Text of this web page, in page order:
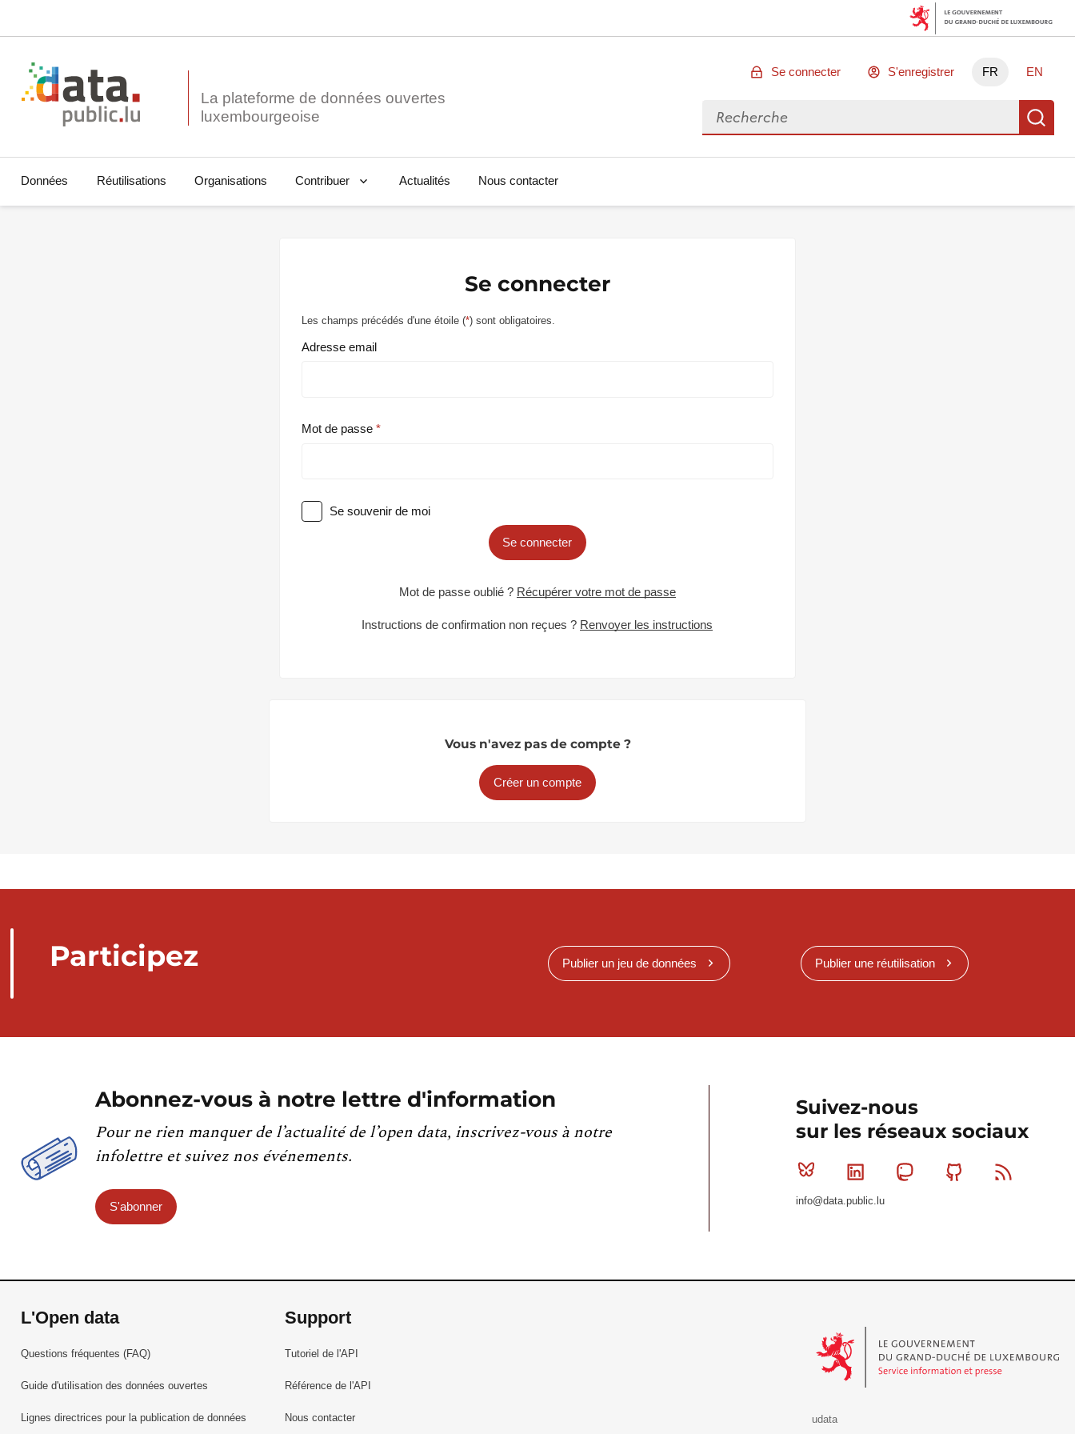
La plateforme de données ouvertes
Se connecter S'enregistrer FR EN
Rechercher des données
Données Réutilisations Organisations Contribuer Actualités Nous contacter
Se connecter
Les champs précédés d'une étoile (*) sont obligatoires.
Adresse email
Mot de passe
Se souvenir de moi
Se connecter
Mot de passe oublié ? Récupérer votre mot de passe
Instructions de confirmation non reçues ? Renvoyer les instructions
Vous n'avez pas de compte ?
Créer un compte
Participez Publier un jeu de données Publier une réutilisation
Abonnez-vous à notre lettre d'information
Pour ne rien manquer de l’actualité de l’open data, inscrivez-vous à notre
infolettre et suivez nos événements.
S'abonner
Suivez-nous
sur les réseaux sociaux
Bluesky Linkedin MastodonGithub
info@data.public.lu
L'Open data
Questions fréquentes (FAQ)
Guide d'utilisation des données ouvertes
Lignes directrices pour la publication de données
Support
Tutoriel de l'API
Référence de l'API
Nous contacter
udata